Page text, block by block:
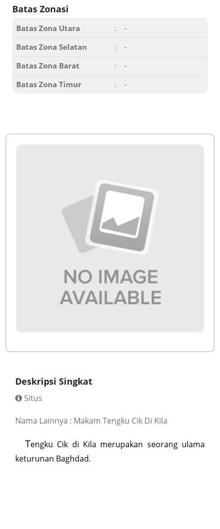
Batas Zonasi
Batas Zona Utara :
-
Batas Zona Selatan
:
-
Batas Zona Barat
:
-
Batas Zona Timur
: -
Deskripsi Singkat
Situs
Nama Lainnya : Makam Tengku Cik Di Kila
Tengku Cik di Kila merupakan seorang ulama
keturunan Baghdad.